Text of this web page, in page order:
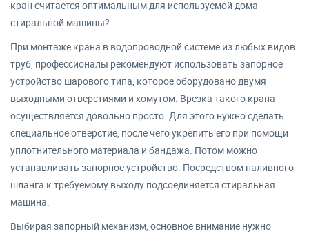
кран считается оптимальным для используемой дома
стиральной машины?
При монтаже крана в водопроводной системе из любых видов
труб, профессионалы рекомендуют использовать запорное
устройство шарового типа, которое оборудовано двумя
выходными отверстиями и хомутом. Врезка такого крана
осуществляется довольно просто. Для этого нужно сделать
специальное отверстие, после чего укрепить его при помощи
уплотнительного материала и бандажа. Потом можно
устанавливать запорное устройство. Посредством наливного
шланга к требуемому выходу подсоединяется стиральная
машина.
Выбирая запорный механизм, основное внимание нужно